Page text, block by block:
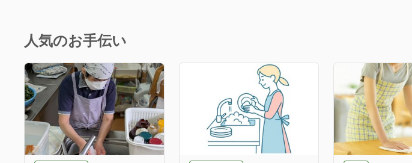
人気のお手伝い